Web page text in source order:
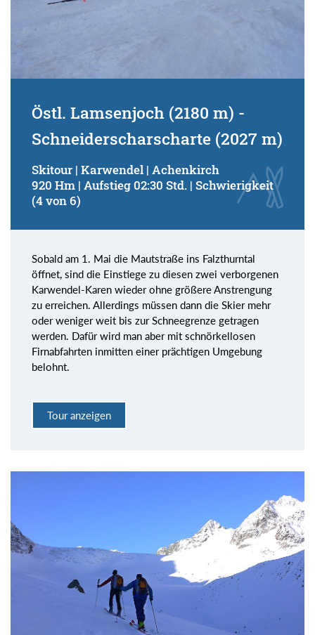
Östl. Lamsenjoch (2180 m) -
Schneiderscharscharte (2027 m)
Skitour | Karwendel | Achenkirch
920 Hm | Aufstieg 02:30 Std. | Schwierigkeit
(4 von 6)
Sobald am 1. Mai die Mautstraße ins Falzthurntal
öffnet, sind die Einstiege zu diesen zwei verborgenen
Karwendel-Karen wieder ohne größere Anstrengung
zu erreichen. Allerdings müssen dann die Skier mehr
oder weniger weit bis zur Schneegrenze getragen
werden. Dafür wird man aber mit schnörkellosen
Firnabfahrten inmitten einer prächtigen Umgebung
belohnt.
Tour anzeigen